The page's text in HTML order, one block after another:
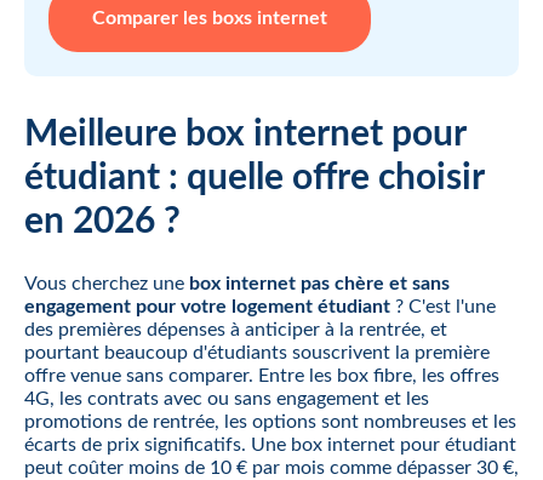
Comparer les boxs internet
Meilleure box internet pour
étudiant : quelle offre choisir
en 2026 ?
Vous cherchez une box internet pas chère et sans
engagement pour votre logement étudiant ? C'est l'une
des premières dépenses à anticiper à la rentrée, et
pourtant beaucoup d'étudiants souscrivent la première
offre venue sans comparer. Entre les box fibre, les offres
4G, les contrats avec ou sans engagement et les
promotions de rentrée, les options sont nombreuses et les
écarts de prix significatifs. Une box internet pour étudiant
peut coûter moins de 10 € par mois comme dépasser 30 €,